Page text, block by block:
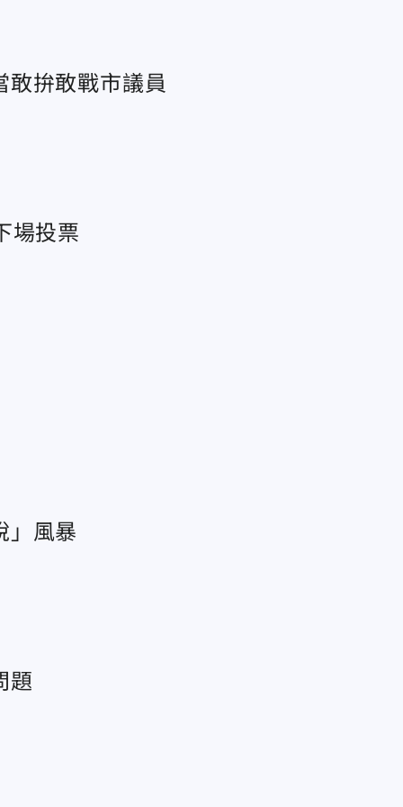
拚敢戰市議員
場投票
」風暴
題